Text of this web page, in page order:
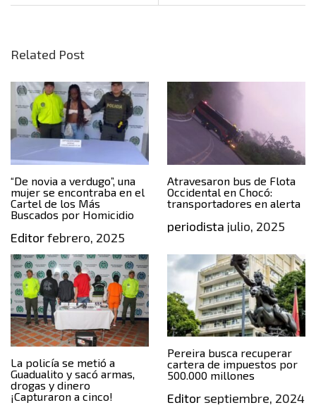
Related Post
“De novia a verdugo”, una
mujer se encontraba en el
Cartel de los Más
Buscados por Homicidio
Editorfebrero, 2025
Atravesaron bus de Flota
Occidental en Chocó:
transportadores en alerta
periodista julio, 2025
La policía se metió a
Guadualito y sacó armas,
drogas y dinero
¡Capturaron a cinco!
Pereira busca recuperar
cartera de impuestos por
500.000 millones
Editorseptiembre, 2024